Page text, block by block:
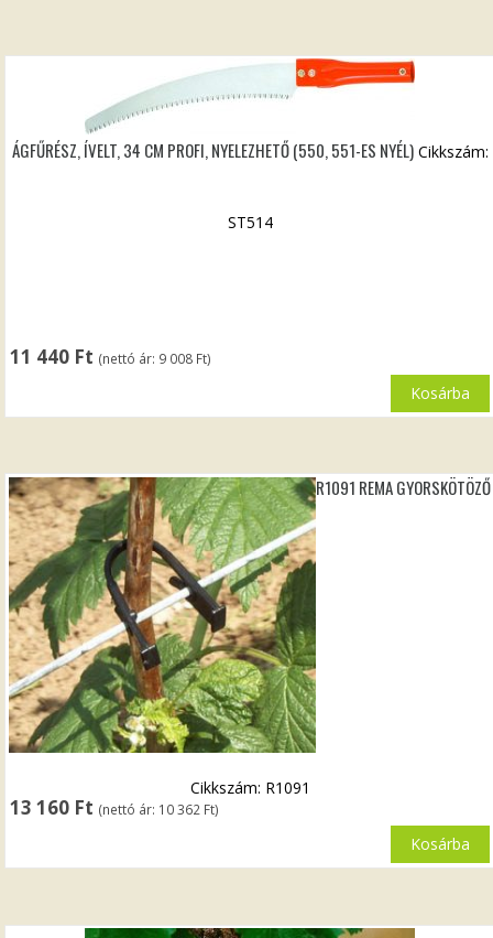
ÁGFŰRÉSZ, ÍVELT, 34 CM PROFI, NYELEZHETŐ (550, 551-ES NYÉL)
11 440 Ft (nettó ár: 9 008 Ft)
Cikkszám:
ST514
Kosárba
R1091 REMA GYORSKÖTÖZŐ
13 160 Ft (nettó ár: 10 362 Ft)
Cikkszám: R1091
Kosárba